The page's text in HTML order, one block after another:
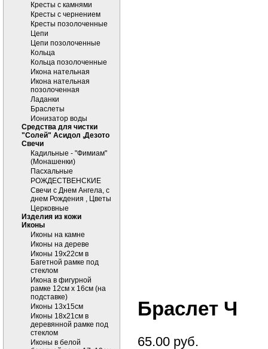
Кресты с камнями
Кресты с чернением
Кресты позолоченные
Цепи
Цепи позолоченные
Кольца
Кольца позолоченные
Икона нательная
Икона нательная
позолоченная
Ладанки
Браслеты
Ионизатор воды
Средства для чистки
"Солей" Асидол ,Дезото
Cвечи
Кадильные - "Фимиам"
(Монашенки)
Пасхальные
РОЖДЕСТВЕНСКИЕ
Свечи с Днем Ангела, с
днем Рождения , Цветы
Церковные
Изделия из кожи
Иконы
Иконы на камне
Иконы на дереве
Иконы 19х22см в
Багетной рамке под
стеклом
Икона в фигурной
рамке 12см х 16см (на
подставке)
Иконы 13х15см
Иконы 18х21см в
деревянной рамке под
стеклом
Иконы в белой
Браслет Ч
65.00 руб.